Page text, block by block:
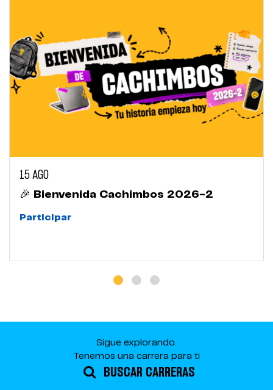
15 AGO
🎉 Bienvenida Cachimbos 2026-2
Participar
Sigue explorando.
Tenemos una carrera para ti
BUSCAR CARRERAS